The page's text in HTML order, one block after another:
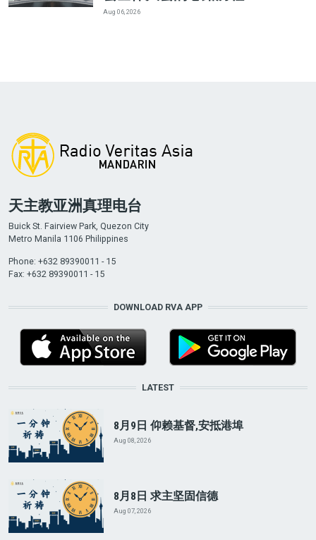
Aug 06, 2026
天主教亚洲真理电台
Buick St. Fairview Park, Quezon City
Metro Manila 1106 Philippines
Phone: +632 89390011 - 15
Fax: +632 89390011 - 15
DOWNLOAD RVA APP
LATEST
8月9日 仰赖基督,安抵港埠
Aug 08, 2026
8月8日 求主坚固信德
Aug 07, 2026